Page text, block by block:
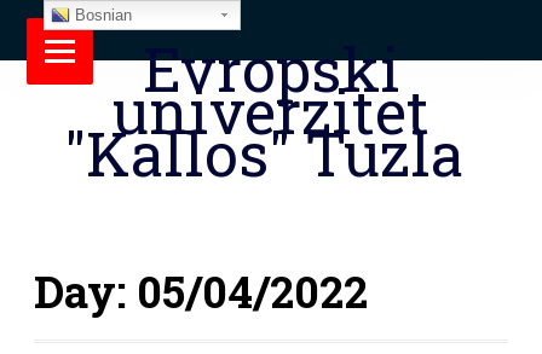
Evropski
univerzitet
"Kallos" Tuzla
Day: 05/04/2022
Bosnian